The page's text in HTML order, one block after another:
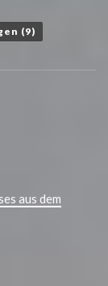
(9)
aus dem